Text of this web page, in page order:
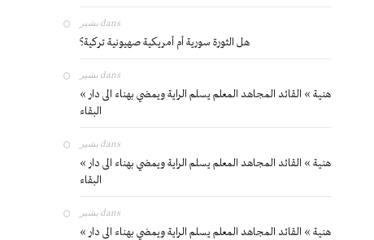
بشير dans
هل الثورة سورية أم أمريكية صهيونية تركية؟
بشير dans
« هنية » القائد المجاهد المعلم يسلم الراية ويمضي بهناء الى دار
البقاء
بشير dans
« هنية » القائد المجاهد المعلم يسلم الراية ويمضي بهناء الى دار
البقاء
بشير dans
« هنية » القائد المجاهد المعلم يسلم الراية ويمضي بهناء الى دار